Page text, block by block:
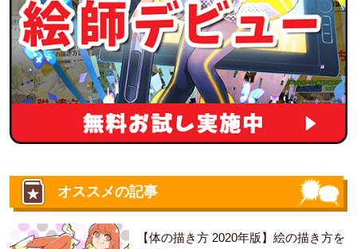
オススメの記事
【体の描き方 2020年版】絵の描き方を